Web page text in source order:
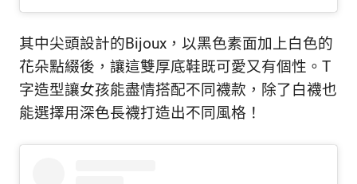
其中尖頭設計的Bijoux，以黑色素面加上白色的
花朵點綴後，讓這雙厚底鞋既可愛又有個性。T
字造型讓女孩能盡情搭配不同襪款，除了白襪也
能選擇用深色長襪打造出不同風格！